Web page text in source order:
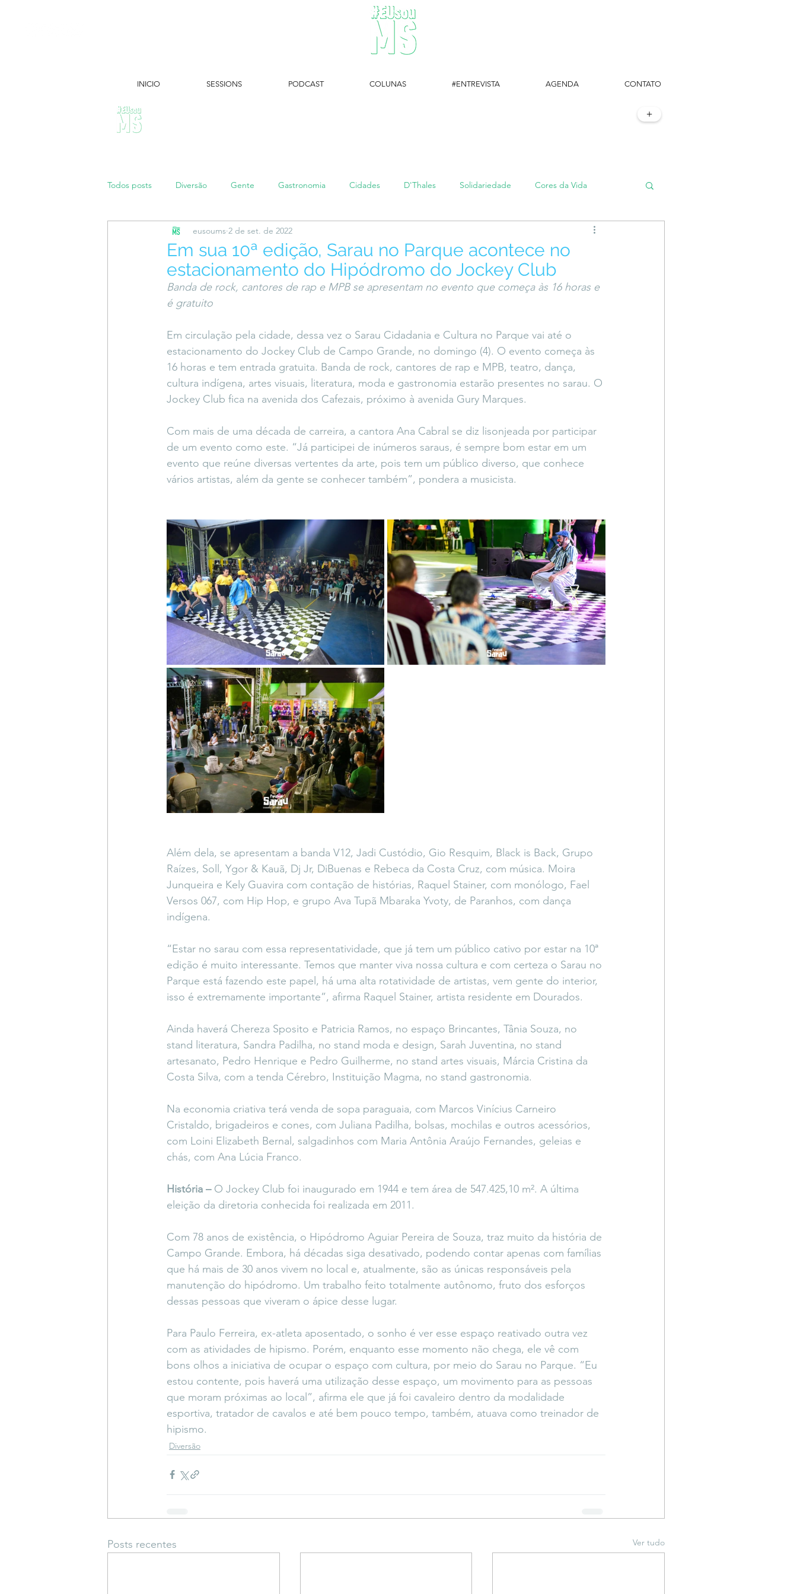
Todos posts Diversão Gente Gastronomia Cidades D'Thales Solidariedade Cores da Vida
Papo de Mãe #maratonei #setembroamarelo #TôemSampa, meu!
Coluna do Vasques #DescomplicaLara #entrevista Entre Palavras Fora da Curva Território Livre
Em sua 10ª edição, Sarau no Parque acontece no
estacionamento do Hipódromo do Jockey Club
eusoums 2 de set. de 2022
Banda de rock, cantores de rap e MPB se apresentam no evento que começa às 16 horas e
é gratuito
Em circulação pela cidade, dessa vez o Sarau Cidadania e Cultura no Parque vai até o
estacionamento do Jockey Club de Campo Grande, no domingo (4). O evento começa às
16 horas e tem entrada gratuita. Banda de rock, cantores de rap e MPB, teatro, dança,
cultura indígena, artes visuais, literatura, moda e gastronomia estarão presentes no sarau. O
Jockey Club fica na avenida dos Cafezais, próximo à avenida Gury Marques.
Com mais de uma década de carreira, a cantora Ana Cabral se diz lisonjeada por participar
de um evento como este. “Já participei de inúmeros saraus, é sempre bom estar em um
evento que reúne diversas vertentes da arte, pois tem um público diverso, que conhece
vários artistas, além da gente se conhecer também”, pondera a musicista.
Além dela, se apresentam a banda V12, Jadi Custódio, Gio Resquim, Black is Back, Grupo
Raízes, Soll, Ygor & Kauã, Dj Jr, DiBuenas e Rebeca da Costa Cruz, com música. Moira
Junqueira e Kely Guavira com contação de histórias, Raquel Stainer, com monólogo, Fael
Versos 067, com Hip Hop, e grupo Ava Tupã Mbaraka Yvoty, de Paranhos, com dança
indígena.
“Estar no sarau com essa representatividade, que já tem um público cativo por estar na 10ª
edição é muito interessante. Temos que manter viva nossa cultura e com certeza o Sarau no
Parque está fazendo este papel, há uma alta rotatividade de artistas, vem gente do interior,
isso é extremamente importante”, afirma Raquel Stainer, artista residente em Dourados.
Ainda haverá Chereza Sposito e Patricia Ramos, no espaço Brincantes, Tânia Souza, no
stand literatura, Sandra Padilha, no stand moda e design, Sarah Juventina, no stand
artesanato, Pedro Henrique e Pedro Guilherme, no stand artes visuais, Márcia Cristina da
Costa Silva, com a tenda Cérebro, Instituição Magma, no stand gastronomia.
Na economia criativa terá venda de sopa paraguaia, com Marcos Vinícius Carneiro
Cristaldo, brigadeiros e cones, com Juliana Padilha, bolsas, mochilas e outros acessórios,
com Loini Elizabeth Bernal, salgadinhos com Maria Antônia Araújo Fernandes, geleias e
chás, com Ana Lúcia Franco.
História – O Jockey Club foi inaugurado em 1944 e tem área de 547.425,10 m². A última
eleição da diretoria conhecida foi realizada em 2011.
Com 78 anos de existência, o Hipódromo Aguiar Pereira de Souza, traz muito da história de
Campo Grande. Embora, há décadas siga desativado, podendo contar apenas com famílias
que há mais de 30 anos vivem no local e, atualmente, são as únicas responsáveis pela
manutenção do hipódromo. Um trabalho feito totalmente autônomo, fruto dos esforços
dessas pessoas que viveram o ápice desse lugar.
Para Paulo Ferreira, ex-atleta aposentado, o sonho é ver esse espaço reativado outra vez
com as atividades de hipismo. Porém, enquanto esse momento não chega, ele vê com
bons olhos a iniciativa de ocupar o espaço com cultura, por meio do Sarau no Parque. “Eu
estou contente, pois haverá uma utilização desse espaço, um movimento para as pessoas
que moram próximas ao local”, afirma ele que já foi cavaleiro dentro da modalidade
esportiva, tratador de cavalos e até bem pouco tempo, também, atuava como treinador de
hipismo.
Diversão
Posts recentes Ver tudo
+
INICIO SESSIONS PODCAST COLUNAS #ENTREVISTA AGENDA CONTATO